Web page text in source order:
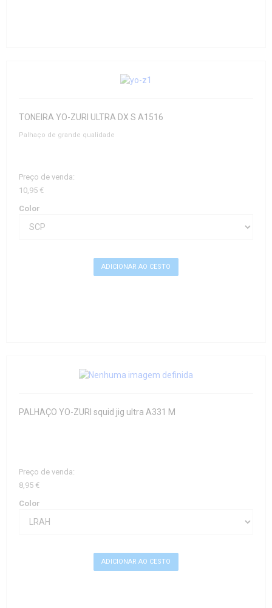
TONEIRA YO-ZURI ULTRA DX S A1516
Palhaço de grande qualidade
Preço de venda:
10,95 €
Color
PALHAÇO YO-ZURI squid jig ultra A331 M
Preço de venda:
8,95 €
Color